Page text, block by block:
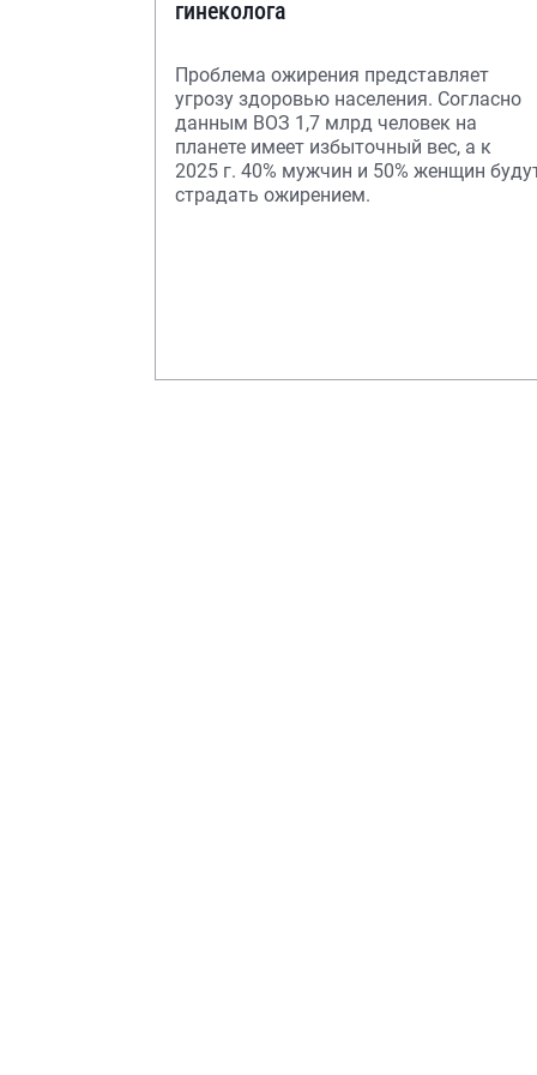
гинеколога
Проблема ожирения представляет
угрозу здоровью населения. Согласно
данным ВОЗ 1,7 млрд человек на
планете имеет избыточный вес, а к
2025 г. 40% мужчин и 50% женщин
страдать ожирением.